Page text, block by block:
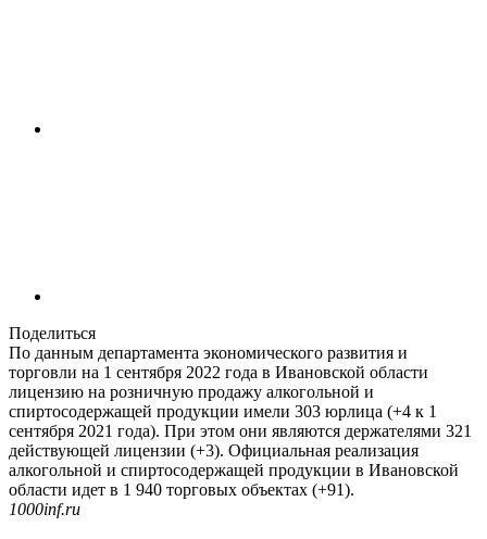
Поделиться
По данным департамента экономического развития и
торговли на 1 сентября 2022 года в Ивановской области
лицензию на розничную продажу алкогольной и
спиртосодержащей продукции имели 303 юрлица (+4 к 1
сентября 2021 года). При этом они являются держателями 321
действующей лицензии (+3). Официальная реализация
алкогольной и спиртосодержащей продукции в Ивановской
области идет в 1 940 торговых объектах (+91).
1000inf.ru